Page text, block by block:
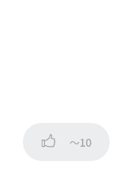
～10